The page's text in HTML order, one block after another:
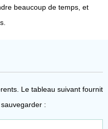
beaucoup de temps, et
Le tableau suivant fournit
: